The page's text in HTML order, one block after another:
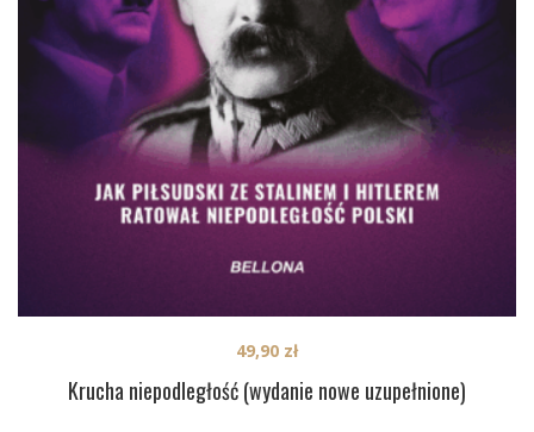
Krucha niepodległość (wydanie nowe uzupełnione)
49,90 zł